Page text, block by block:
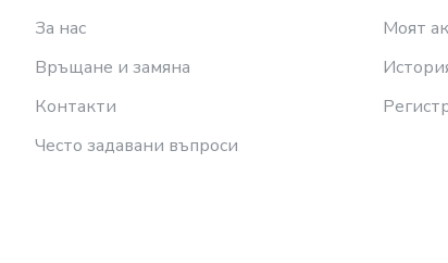
За нас
Връщане и замяна
Контакти
Често задавани въпроси
Моят